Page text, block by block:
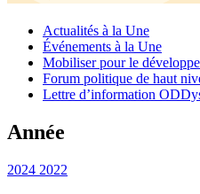
Actualités à la Une
Événements à la Une
Mobiliser pour le
Forum politique de haut
Lettre d’information
Année
2024 2022